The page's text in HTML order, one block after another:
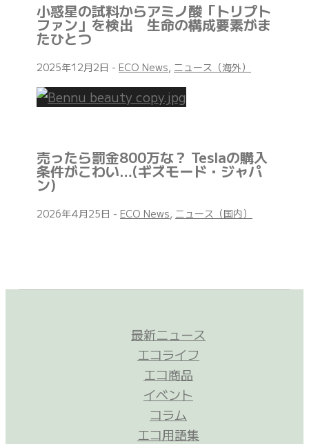
小惑星の試料からアミノ酸「トリプト
ファン」を検出 生命の構成要素がま
たひとつ
2025年12月2日 - ECO News, ニュース（海外）
売ったら罰金800万な？ Teslaの購入
条件がこわい…(ギズモード・ジャパ
ン)
2026年4月25日 - ECO News, ニュース（国内）
最新ニュース
エコライフ
エコ商品
イベント
コラム
エコ用語集